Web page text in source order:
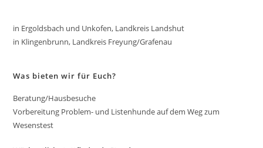
in Ergoldsbach und Unkofen, Landkreis Landshut
in Klingenbrunn, Landkreis Freyung/Grafenau
Was bieten wir für Euch?
Beratung/Hausbesuche
Vorbereitung Problem- und Listenhunde auf dem Weg zum
Wesenstest